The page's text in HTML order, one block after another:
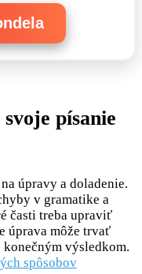
písanie
úpravy a doladenie.
v gramatike a
časti treba upraviť
úprava môže trvať
výsledkom.
spôsobov